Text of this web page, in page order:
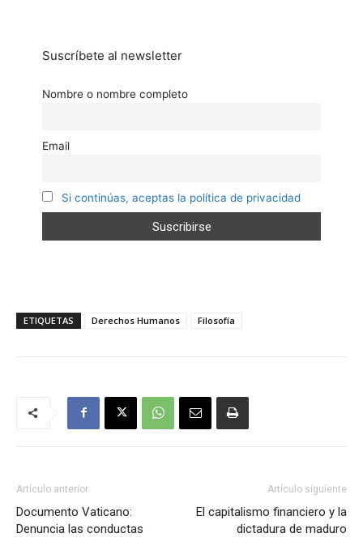
Suscríbete al newsletter
Nombre o nombre completo
Email
Si continúas, aceptas la política de privacidad
ETIQUETAS Derechos Humanos Filosofía
Artículo anterior
Documento Vaticano:
Denuncia las conductas
Artículo siguiente
El capitalismo financiero y la
dictadura de maduro